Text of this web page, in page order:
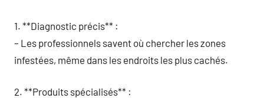
1. **Diagnostic précis** :
– Les professionnels savent où chercher les zones
infestées, même dans les endroits les plus cachés.
2. **Produits spécialisés** :